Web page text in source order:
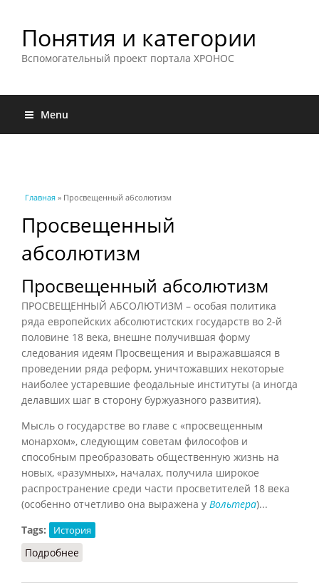
Понятия и категории
Вспомогательный проект портала ХРОНОС
Menu
Вы здесь
Главная » Просвещенный абсолютизм
Просвещенный
абсолютизм
Просвещенный абсолютизм
ПРОСВЕЩЕННЫЙ АБСОЛЮТИЗМ – особая политика
ряда европейских абсолютистских государств во 2-й
половине 18 века, внешне получившая форму
следования идеям Просвещения и выражавшаяся в
проведении ряда реформ, уничтожавших некоторые
наиболее устаревшие феодальные институты (а иногда
делавших шаг в сторону буржуазного развития).
Мысль о государстве во главе с «просвещенным
монархом», следующим советам философов и
способным преобразовать общественную жизнь на
новых, «разумных», началах, получила широкое
распространение среди части просветителей 18 века
(особенно отчетливо она выражена у Вольтера)...
Tags:
История
Подробнее